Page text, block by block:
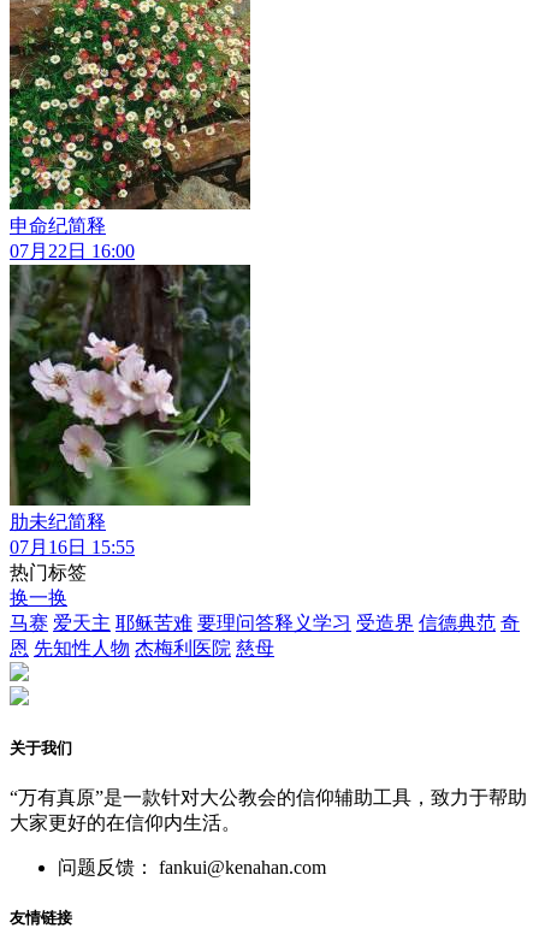
申命纪简释
07月22日 16:00
肋未纪简释
07月16日 15:55
热门标签
换一换
马赛 爱天主 耶稣苦难 要理问答释义学习 受造界 信德典范 奇
恩 先知性人物 杰梅利医院 慈母
关于我们
“万有真原”是一款针对大公教会的信仰辅助工具，致力于帮助
大家更好的在信仰内生活。
问题反馈： fankui@kenahan.com
友情链接